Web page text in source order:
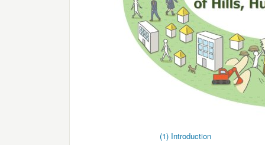
(1) Introduction